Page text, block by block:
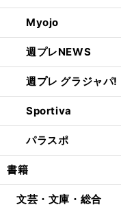
Myojo
週プレNEWS
週プレ グラジャパ!
Sportiva
パラスポ
書籍
文芸・文庫・総合